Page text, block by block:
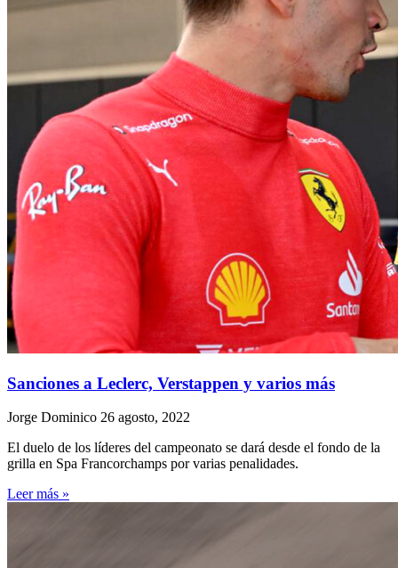
Sanciones a Leclerc, Verstappen y varios más
Jorge Dominico 26 agosto, 2022
El duelo de los líderes del campeonato se dará desde el fondo de la
grilla en Spa Francorchamps por varias penalidades.
Leer más »